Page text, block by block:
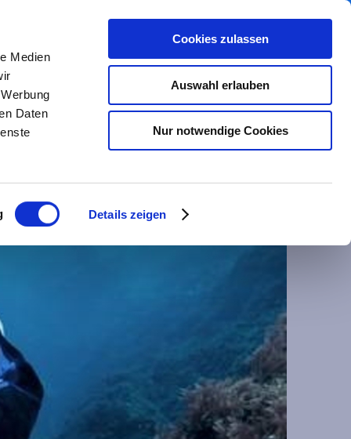
Medien
Daten
Details zeigen
Cookies zulassen
Auswahl erlauben
Nur notwendige Cookies
Warenkorb
Impressum/Datenschutz/AGB